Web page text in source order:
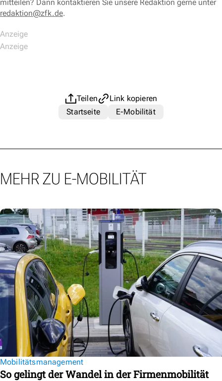
mitteilen? Dann kontaktieren Sie unsere Redaktion gerne unter
redaktion@zfk.de.
Teilen
Link kopieren
Startseite
E-Mobilität
MEHR ZU E-MOBILITÄT
Mobilitätsmanagement
So gelingt der Wandel in der Firmenmobilität